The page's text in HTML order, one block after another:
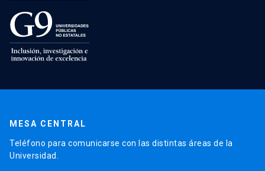
MESA CENTRAL
Teléfono para comunicarse con las distintas áreas de la
Universidad.